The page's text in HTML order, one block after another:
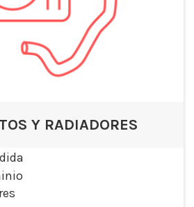
Y RADIADORES